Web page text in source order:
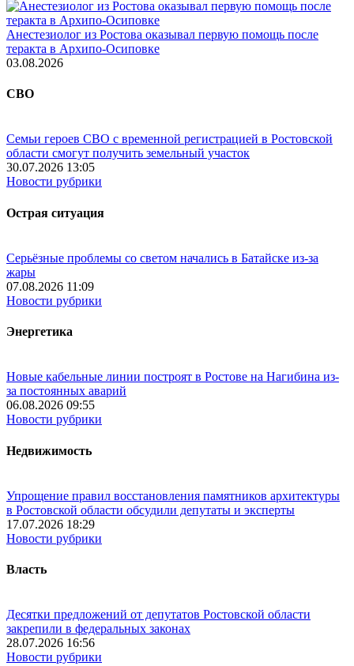
Анестезиолог из Ростова оказывал первую помощь после
теракта в Архипо-Осиповке
03.08.2026
СВО
Семьи героев СВО с временной регистрацией в Ростовской
области смогут получить земельный участок
30.07.2026 13:05
Новости рубрики
Острая ситуация
Серьёзные проблемы со светом начались в Батайске из-за
жары
07.08.2026 11:09
Новости рубрики
Энергетика
Новые кабельные линии построят в Ростове на Нагибина из-
за постоянных аварий
06.08.2026 09:55
Новости рубрики
Недвижимость
Упрощение правил восстановления памятников архитектуры
в Ростовской области обсудили депутаты и эксперты
17.07.2026 18:29
Новости рубрики
Власть
Десятки предложений от депутатов Ростовской области
закрепили в федеральных законах
28.07.2026 16:56
Новости рубрики